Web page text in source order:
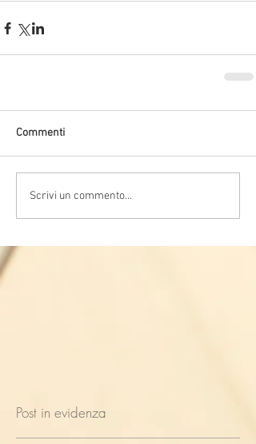
Commenti
Scrivi un commento...
Post in evidenza